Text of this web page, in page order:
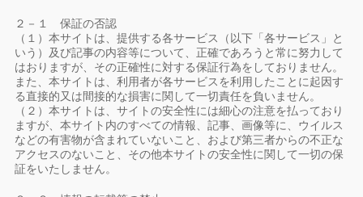
２－１ 保証の否認
（１）本サイトは、提供する各サービス（以下「各サービス」と
いう）及び記事の内容等について、正確であろうと常に努力して
はおりますが、その正確性に対する保証行為をしておりません。
また、本サイトは、利用者が各サービスを利用したことに起因す
る直接的又は間接的な損害に関して一切責任を負いません。
（２）本サイトは、サイトの安全性には細心の注意を払っており
ますが、本サイト内のすべての情報、記事、画像等に、ウイルス
などの有害物が含まれていないこと、および第三者からの不正な
アクセスのないこと、その他本サイトの安全性に関して一切の保
証をいたしません。